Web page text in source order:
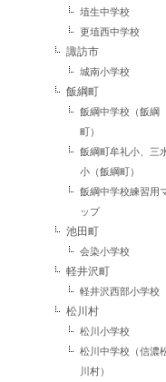
埴生中学校
更埴西中学校
諏訪市
城南小学校
飯綱町
飯綱中学校（飯綱
町）
飯綱町牟礼小、三
小（飯綱町）
飯綱中学校練習用
ップ
池田町
会染小学校
軽井沢町
軽井沢西部小学校
松川村
松川小学校
松川中学校（信濃
川村）